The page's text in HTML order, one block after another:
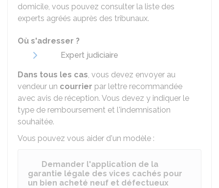
domicile, vous pouvez consulter la liste des
experts agréés auprès des tribunaux.
Où s'adresser ?
Expert judiciaire
Dans tous les cas, vous devez envoyer au
vendeur un courrier par lettre recommandée
avec avis de réception. Vous devez y indiquer le
type de remboursement et l'indemnisation
souhaitée.
Vous pouvez vous aider d'un modèle :
Demander l'application de la
garantie légale des vices cachés pour
un bien acheté neuf et défectueux